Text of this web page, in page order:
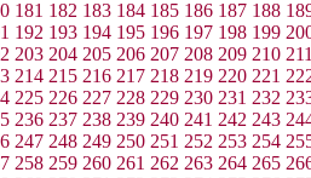
181 182 183 184 185 186 187 188
192 193 194 195 196 197 198 199
203 204 205 206 207 208 209 210
214 215 216 217 218 219 220 221
225 226 227 228 229 230 231 232
236 237 238 239 240 241 242 243
247 248 249 250 251 252 253 254
258 259 260 261 262 263 264 265